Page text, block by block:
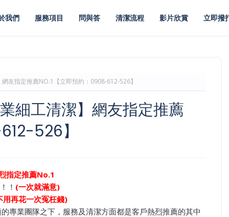
我們 服務項目 問與答 清潔流程 影片欣賞 立即撥
友指定推薦NO.1【立即預約：0908-612-526】
細工清潔】網友指定推薦
526】
指定推薦No.1
！ (一次就滿意)
用再花一次冤枉錢)
專業團隊之下， 服務及清潔方面都是客戶熱烈推薦的其中